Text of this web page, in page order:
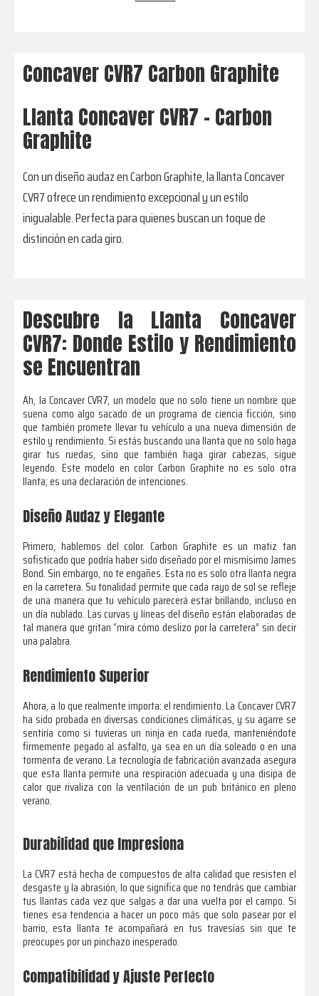
Concaver CVR7 Carbon Graphite
Llanta Concaver CVR7 - Carbon
Graphite
Con un diseño audaz en Carbon Graphite, la llanta Concaver
CVR7 ofrece un rendimiento excepcional y un estilo
inigualable. Perfecta para quienes buscan un toque de
distinción en cada giro.
Descubre la Llanta Concaver
CVR7: Donde Estilo y Rendimiento
se Encuentran
Ah, la Concaver CVR7, un modelo que no solo tiene un nombre que
suena como algo sacado de un programa de ciencia ficción, sino
que también promete llevar tu vehículo a una nueva dimensión de
estilo y rendimiento. Si estás buscando una llanta que no solo haga
girar tus ruedas, sino que también haga girar cabezas, sigue
leyendo. Este modelo en color Carbon Graphite no es solo otra
llanta; es una declaración de intenciones.
Diseño Audaz y Elegante
Primero, hablemos del color. Carbon Graphite es un matiz tan
sofisticado que podría haber sido diseñado por el mismísimo James
Bond. Sin embargo, no te engañes. Esta no es solo otra llanta negra
en la carretera. Su tonalidad permite que cada rayo de sol se refleje
de una manera que tu vehículo parecerá estar brillando, incluso en
un día nublado. Las curvas y líneas del diseño están elaboradas de
tal manera que gritan “mira cómo deslizo por la carretera” sin decir
una palabra.
Rendimiento Superior
Ahora, a lo que realmente importa: el rendimiento. La Concaver CVR7
ha sido probada en diversas condiciones climáticas, y su agarre se
sentiría como si tuvieras un ninja en cada rueda, manteniéndote
firmemente pegado al asfalto, ya sea en un día soleado o en una
tormenta de verano. La tecnología de fabricación avanzada asegura
que esta llanta permite una respiración adecuada y una disipa de
calor que rivaliza con la ventilación de un pub británico en pleno
verano.
Durabilidad que Impresiona
La CVR7 está hecha de compuestos de alta calidad que resisten el
desgaste y la abrasión, lo que significa que no tendrás que cambiar
tus llantas cada vez que salgas a dar una vuelta por el campo. Si
tienes esa tendencia a hacer un poco más que solo pasear por el
barrio, esta llanta te acompañará en tus travesías sin que te
preocupes por un pinchazo inesperado.
Compatibilidad y Ajuste Perfecto